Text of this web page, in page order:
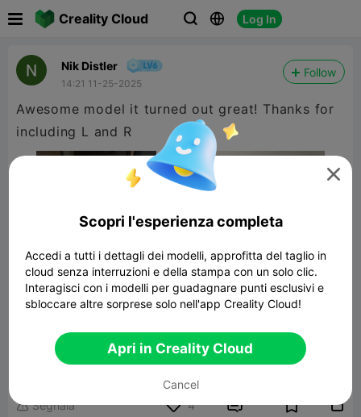
Creality Cloud   Log In
Nik Distler
14:21 11-25-2025
Follow
Awesome model it turned out great! Thanks for
including L and R
support for winwing mcdu
58.37KB Modelli Correlati
 Segnala 4  

Scopri l'esperienza completa
Accedi a tutti i dettagli dei modelli, approfitta del taglio in
cloud senza interruzioni e della stampa con un solo clic.
Interagisci con i modelli per guadagnare punti esclusivi e
sbloccare altre sorprese solo nell'app Creality Cloud!
Apri in Creality Cloud
Cancel